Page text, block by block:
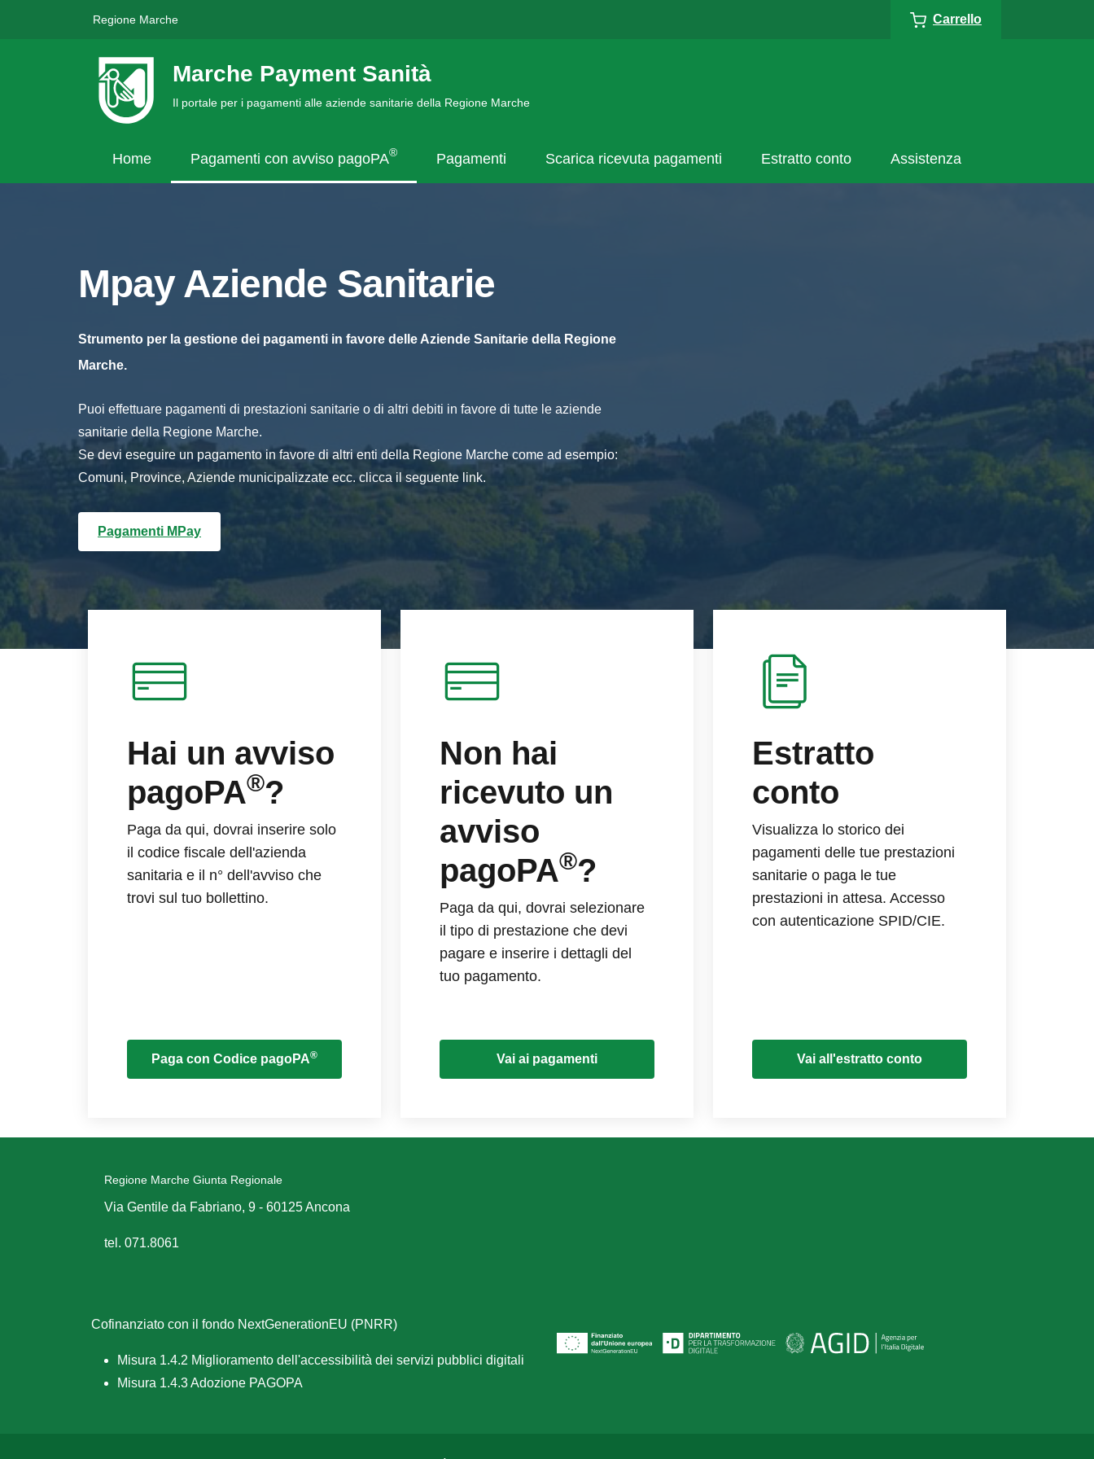
Regione Marche Carrello
Marche Payment Sanità
Il portale per i pagamenti alle aziende sanitarie della Regione Marche
Home Pagamenti con avviso pagoPA® Pagamenti Scarica ricevuta pagamenti Estratto conto Assistenza
Mpay Aziende Sanitarie
Strumento per la gestione dei pagamenti in favore delle Aziende Sanitarie della Regione
Marche.
Puoi effettuare pagamenti di prestazioni sanitarie o di altri debiti in favore di tutte le aziende
sanitarie della Regione Marche.
Se devi eseguire un pagamento in favore di altri enti della Regione Marche come ad esempio:
Comuni, Province, Aziende municipalizzate ecc. clicca il seguente link.
Pagamenti MPay
Hai un avviso
pagoPA®?
Paga da qui, dovrai inserire solo
il codice fiscale dell'azienda
sanitaria e il n° dell'avviso che
trovi sul tuo bollettino.
Paga con Codice pagoPA®
Non hai
ricevuto un
avviso
pagoPA®?
Paga da qui, dovrai selezionare
il tipo di prestazione che devi
pagare e inserire i dettagli del
tuo pagamento.
Vai ai pagamenti
Estratto
conto
Visualizza lo storico dei
pagamenti delle tue prestazioni
sanitarie o paga le tue
prestazioni in attesa. Accesso
con autenticazione SPID/CIE.
Vai all'estratto conto
Regione Marche Giunta Regionale
Via Gentile da Fabriano, 9 - 60125 Ancona
tel. 071.8061
Cofinanziato con il fondo NextGenerationEU (PNRR)
Misura 1.4.2 Miglioramento dell'accessibilità dei servizi pubblici digitali
Misura 1.4.3 Adozione PAGOPA